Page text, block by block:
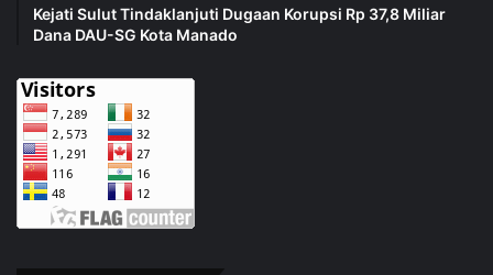
Kejati Sulut Tindaklanjuti Dugaan Korupsi Rp 37,8 Miliar
Dana DAU-SG Kota Manado